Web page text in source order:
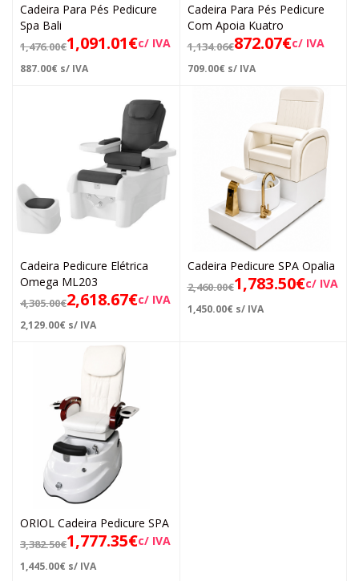
Cadeira Para Pés Pedicure
Spa Bali
1,476.00€1,091.01€c/ IVA
887.00€ s/ IVA
Cadeira Para Pés Pedicure
Com Apoia Kuatro
1,134.06€872.07€c/ IVA
709.00€ s/ IVA
Cadeira Pedicure Elétrica
Omega ML203
4,305.00€2,618.67€c/ IVA
2,129.00€ s/ IVA
Cadeira Pedicure SPA Opalia
2,460.00€1,783.50€c/ IVA
1,450.00€ s/ IVA
ORIOL Cadeira Pedicure SPA
3,382.50€1,777.35€c/ IVA
1,445.00€ s/ IVA